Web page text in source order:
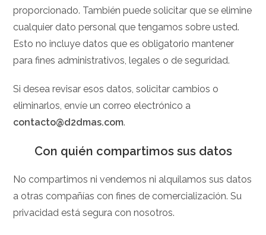
proporcionado. También puede solicitar que se elimine
cualquier dato personal que tengamos sobre usted.
Esto no incluye datos que es obligatorio mantener
para fines administrativos, legales o de seguridad.
Si desea revisar esos datos, solicitar cambios o
eliminarlos, envíe un correo electrónico a
contacto@d2dmas.com.
Con quién compartimos sus datos
No compartimos ni vendemos ni alquilamos sus datos
a otras compañías con fines de comercialización. Su
privacidad está segura con nosotros.